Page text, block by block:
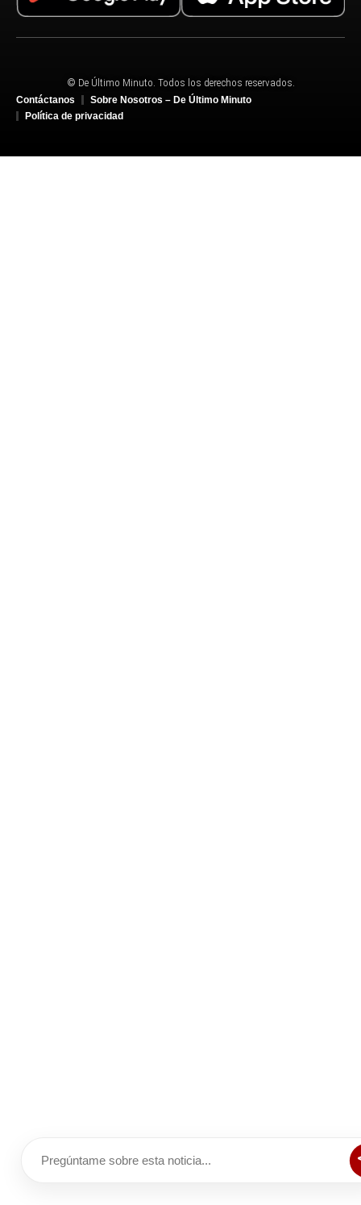
© De Último Minuto. Todos los derechos reservados.
Contáctanos
Sobre Nosotros – De Último Minuto
Política de privacidad